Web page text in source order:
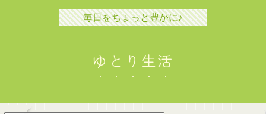
毎日をちょっと豊かに♪
ゆとり生活